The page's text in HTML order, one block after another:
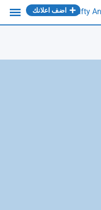
اضف اعلانك